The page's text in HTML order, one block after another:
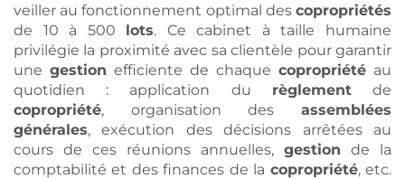
veiller au fonctionnement optimal des copropriétés
de 10 à 500 lots. Ce cabinet à taille humaine
privilégie la proximité avec sa clientèle pour garantir
une gestion efficiente de chaque copropriété au
quotidien : application du règlementde
copropriété, organisation des assemblées
générales, exécution des décisions arrêtées au
cours de ces réunions annuelles, gestion de la
comptabilité et des finances de la copropriété, etc.